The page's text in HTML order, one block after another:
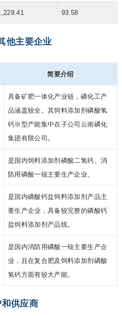
93.58
他主要企业
简要介绍
具备矿肥一体化产业链，磷化工产
品涵盖较全。其饲料添加剂磷酸氢
钙Ⅲ型产能集中在子公司云南磷化
集团有限公司。
是国内饲料添加剂磷酸二氢钙、消
防用磷酸一铵主要生产企业。
是国内磷酸钙盐饲料添加剂产品主
要生产企业，具备较完整的磷酸钙
盐饲料添加剂产品线。
是国内消防用磷酸一铵主要生产企
业，且在复合肥及饲料添加剂磷酸
氢钙方面有较大产能。
供应商